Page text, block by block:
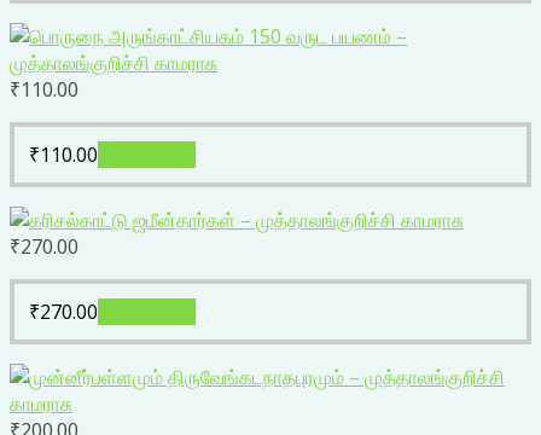
₹110.00
₹110.00
₹270.00
₹270.00